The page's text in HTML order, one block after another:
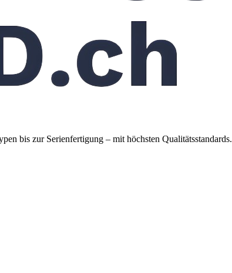
bis zur Serienfertigung – mit höchsten Qualitätsstandards.